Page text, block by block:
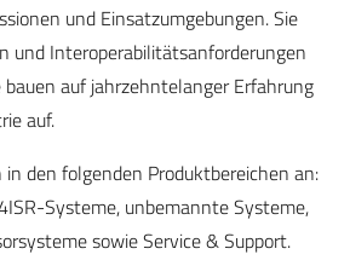
und Einsatzumgebungen. Sie
und Interoperabilitätsanforderungen
auf jahrzehntelanger Erfahrung
auf.
den folgenden Produktbereichen an:
Systeme, unbemannte Systeme,
sowie Service & Support.